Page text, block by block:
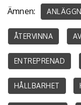
Ämnen:
ÅTERVINNA
ENTREPRENAD
HÅLLBARHET